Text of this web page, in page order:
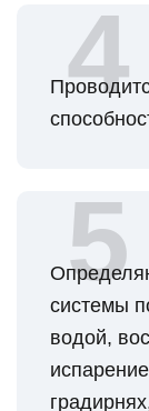
системы
водой,